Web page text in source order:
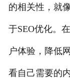
的相关性，就
于SEO优化。
户体验，降低
看自己需要的